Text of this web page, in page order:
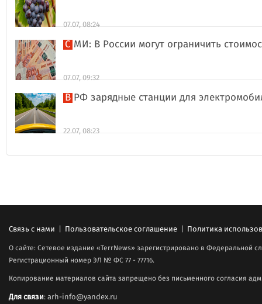
07.07, 08:24
СМИ: В России могут ограничить
07.07, 09:32
В РФ зарядные станции для
22.07, 08:23
Связь с нами | Пользовательское соглашение | Политика
О сайте: Сетевое издание «TerrNews» зарегистрировано в Федеральной
Регистрационный номер ЭЛ № ФС 77 - 77716.
Копирование материалов сайта запрещено без письменного согласия
Для связи: arh-info@yandex.ru